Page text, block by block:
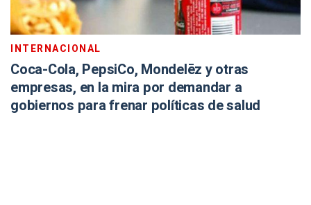
INTERNACIONAL
Coca-Cola, PepsiCo, Mondelēz y otras
empresas, en la mira por demandar a
gobiernos para frenar políticas de salud